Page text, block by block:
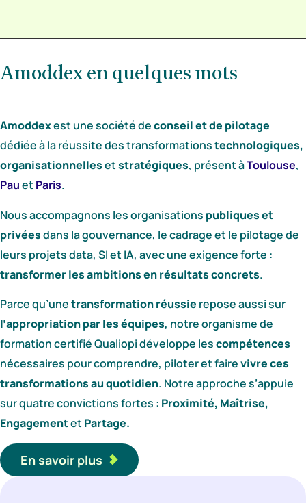
Amoddex en quelques mots
Amoddexest une société deconseil et de pilotage
dédiée à la réussite des transformationstechnologiques,
organisationnellesetstratégiques, présent àToulouse,
Pauet Paris.
Nous accompagnons les organisations publiques et
privéesdans la gouvernance, le cadrage et le pilotage de
leurs projets data, SI et IA, avec une exigence forte :
transformer les ambitions en résultats concrets.
Parce qu’unetransformation réussie repose aussi sur
l’appropriation par les équipes, notre organisme de
formation certifié Qualiopi développe lescompétences
nécessaires pour comprendre, piloter et fairevivre ces
transformations au quotidien. Notre approche s’appuie
sur quatre convictions fortes : Proximité, Maîtrise,
Engagementet Partage.
En savoir plus